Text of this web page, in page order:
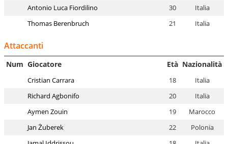
Antonio Luca Fiordilino
30
Italia
Thomas Berenbruch
21 Italia
Attaccanti
Num Giocatore Età Nazionalità
Cristian Carrara 18
Italia
Richard Agbonifo
20
Italia
Aymen Zouin
19
Marocco
Jan Żuberek
22
Polonia